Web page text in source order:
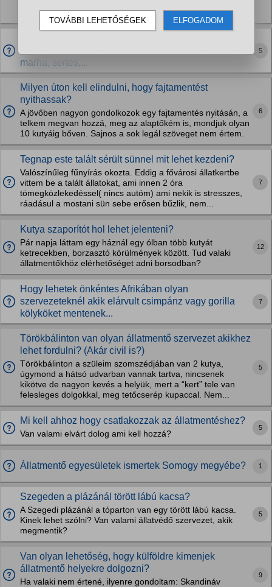
köröm megbízható részétől kapott...
marha, sertés,...
5
Milyen úton kell elindulni, hogy fajtamentést
nyithassak?
A jövőben nagyon gondolkozok egy fajtamentés nyitásán, a
telkem megvan hozzá, meg az alaptőkém is, mondjuk olyan
10 kutyáig bőven. Sajnos a sok legál szöveget nem értem.
6
Tegnap este talált sérült sünnel mit lehet kezdeni?
Valószínűleg fűnyírás okozta. Eddig a fővárosi állatkertbe
vittem be a talált állatokat, ami innen 2 óra
tömegközlekedéssel( nincs autóm) ami nekik is stresszes,
ráadásul a mostani sün sebe erősen bűzlik, nem...
7
Kutya szaporítót hol lehet jelenteni?
Pár napja láttam egy háznál egy ólban több kutyát
ketrecekben, borzasztó körülmények között. Tud valaki
állatmentőkhöz elérhetőséget adni borsodban?
12
Hogy lehetek önkéntes Afrikában olyan
szervezeteknél akik elárvult csimpánz vagy gorilla
kölyköket mentenek...
7
Törökbálinton van olyan állatmentő szervezet akikhez
lehet fordulni? (Akár civil is?)
Törökbálinton a szüleim szomszédjában van 2 kutya,
úgymond a hátsó udvarban vannak tartva, nincsenek
kikötve de nagyon kevés a helyük, mert a “kert” tele van
felesleges dolgokkal, meg tetőcserép kupaccal. Nem...
5
Mi kell ahhoz hogy csatlakozzak az állatmentéshez?
Van valami elvárt dolog ami kell hozzá?
5
Állatmentő egyesületek ismertek Somogy megyébe? 1
Szegeden a plázánál törött lábú kacsa?
A Szegedi plázánál a tóparton van egy törött lábú kacsa.
Kinek lehet szólni? Van valami állatvédő szervezet, akik
megmentik?
5
Van olyan lehetőség, hogy külföldre kimenjek
állatmentő helyekre dolgozni?
Ha valaki nem értené, ilyenre gondoltam: Skandináv
9